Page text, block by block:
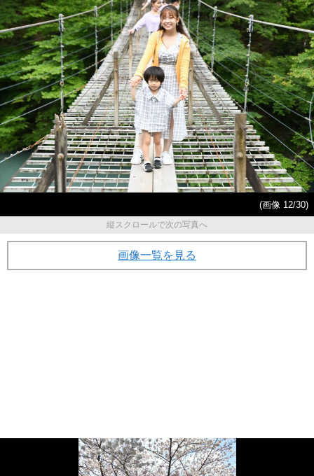
(画像 12/30)
縦スクロールで次の写真へ
画像一覧を見る